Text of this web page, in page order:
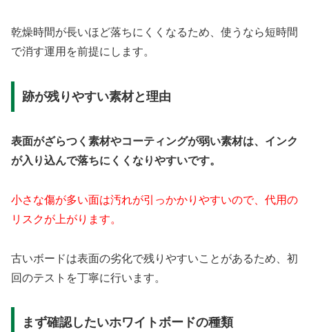
乾燥時間が長いほど落ちにくくなるため、使うなら短時間
で消す運用を前提にします。
跡が残りやすい素材と理由
表面がざらつく素材やコーティングが弱い素材は、インク
が入り込んで落ちにくくなりやすいです。
小さな傷が多い面は汚れが引っかかりやすいので、代用の
リスクが上がります。
古いボードは表面の劣化で残りやすいことがあるため、初
回のテストを丁寧に行います。
まず確認したいホワイトボードの種類